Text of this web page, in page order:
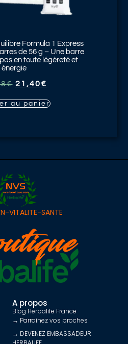
Formula 1 Express
de 56 g – Une barre
en toute légèreté et
énergie
€ 21,40€
au panier
VITALITE-SANTE
A propos
Blog Herbalife France
→ Parrainez vos proches
→ DEVENEZ EMBASSADEUR